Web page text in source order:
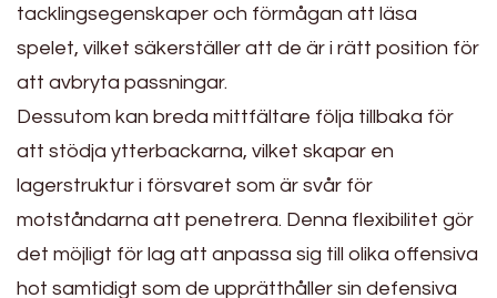
tacklingsegenskaper och förmågan att läsa
spelet, vilket säkerställer att de är i rätt position för
att avbryta passningar.
Dessutom kan breda mittfältare följa tillbaka för
att stödja ytterbackarna, vilket skapar en
lagerstruktur i försvaret som är svår för
motståndarna att penetrera. Denna flexibilitet gör
det möjligt för lag att anpassa sig till olika offensiva
hot samtidigt som de upprätthåller sin defensiva